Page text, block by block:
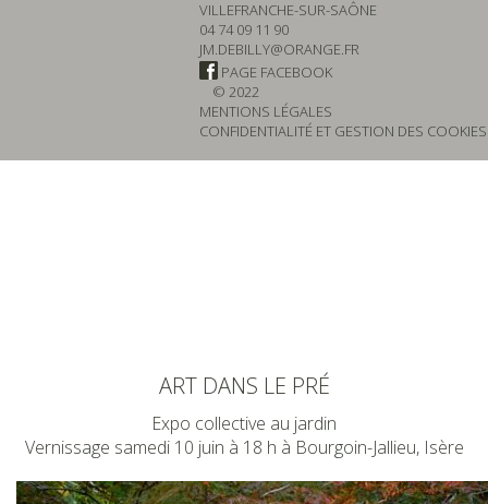
VILLEFRANCHE-SUR-SAÔNE
04 74 09 11 90
JM.DEBILLY@ORANGE.FR
PAGE FACEBOOK
© 2022
MENTIONS LÉGALES
CONFIDENTIALITÉ ET GESTION DES COOKIES
ART DANS LE PRÉ
Expo collective au jardin
Vernissage samedi 10 juin à 18 h à Bourgoin-Jallieu, Isère